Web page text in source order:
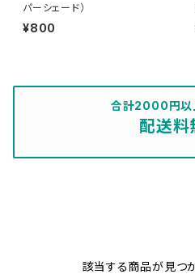
パーシェード）
¥800
合計2000円以
配送料
該当する商品が見つ